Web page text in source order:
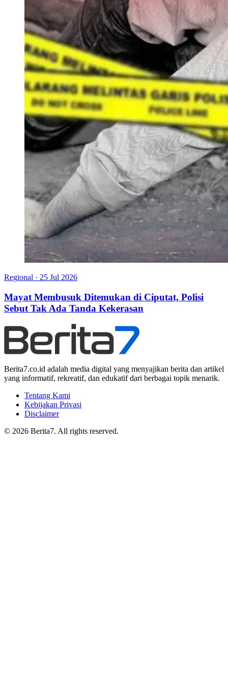
Regional · 25 Jul 2026
Mayat Membusuk Ditemukan di Ciputat, Polisi
Sebut Tak Ada Tanda Kekerasan
Berita7.co.id adalah media digital yang menyajikan berita dan artikel
yang informatif, rekreatif, dan edukatif dari berbagai topik menarik.
Tentang Kami
Kebijakan Privasi
Disclaimer
© 2026 Berita7. All rights reserved.